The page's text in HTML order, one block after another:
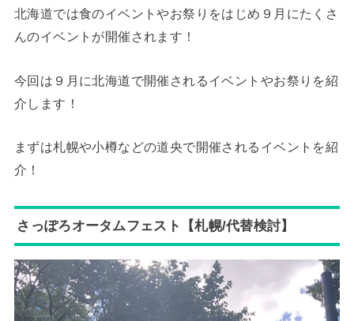
北海道では食のイベントやお祭りをはじめ９月にたくさ
んのイベントが開催されます！
今回は９月に北海道で開催されるイベントやお祭りを紹
介します！
まずは札幌や小樽などの道央で開催されるイベントを紹
介！
さっぽろオータムフェスト【札幌/代替検討】